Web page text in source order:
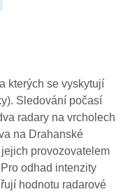
kterých se vyskytují
Sledování počasí
radary na vrcholech
na Drahanské
provozovatelem
odhad intenzity
hodnotu radarové